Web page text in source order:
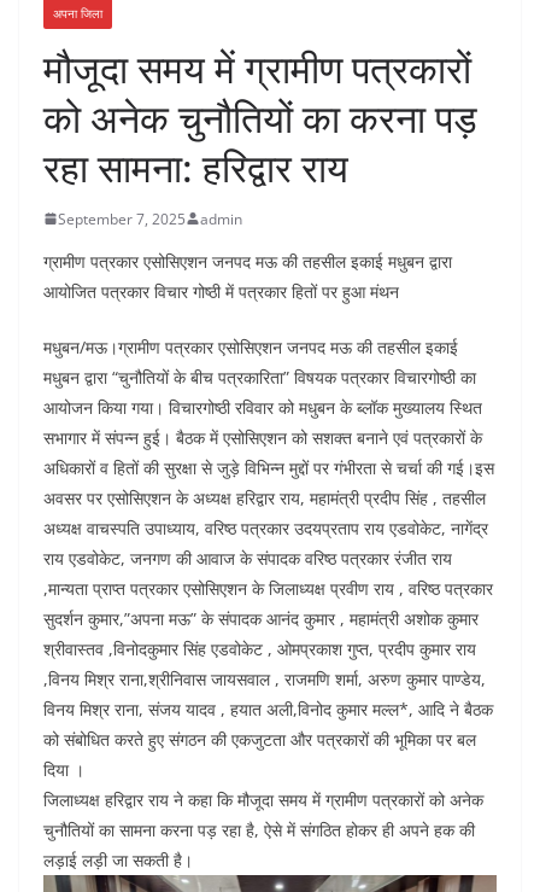
अपना जिला
मौजूदा समय में ग्रामीण पत्रकारों
को अनेक चुनौतियों का करना पड़
रहा सामना: हरिद्वार राय
September 7, 2025 admin
ग्रामीण पत्रकार एसोसिएशन जनपद मऊ की तहसील इकाई मधुबन द्वारा
आयोजित पत्रकार विचार गोष्ठी में पत्रकार हितों पर हुआ मंथन
मधुबन/मऊ।ग्रामीण पत्रकार एसोसिएशन जनपद मऊ की तहसील इकाई
मधुबन द्वारा “चुनौतियों के बीच पत्रकारिता” विषयक पत्रकार विचारगोष्ठी का
आयोजन किया गया। विचारगोष्ठी रविवार को मधुबन के ब्लॉक मुख्यालय स्थित
सभागार में संपन्न हुई। बैठक में एसोसिएशन को सशक्त बनाने एवं पत्रकारों के
अधिकारों व हितों की सुरक्षा से जुड़े विभिन्न मुद्दों पर गंभीरता से चर्चा की गई।इस
अवसर पर एसोसिएशन के अध्यक्ष हरिद्वार राय, महामंत्री प्रदीप सिंह , तहसील
अध्यक्ष वाचस्पति उपाध्याय, वरिष्ठ पत्रकार उदयप्रताप राय एडवोकेट, नागेंद्र
राय एडवोकेट, जनगण की आवाज के संपादक वरिष्ठ पत्रकार रंजीत राय
,मान्यता प्राप्त पत्रकार एसोसिएशन के जिलाध्यक्ष प्रवीण राय , वरिष्ठ पत्रकार
सुदर्शन कुमार,”अपना मऊ” के संपादक आनंद कुमार , महामंत्री अशोक कुमार
श्रीवास्तव ,विनोदकुमार सिंह एडवोकेट , ओमप्रकाश गुप्त, प्रदीप कुमार राय
,विनय मिश्र राना,श्रीनिवास जायसवाल , राजमणि शर्मा, अरुण कुमार पाण्डेय,
विनय मिश्र राना, संजय यादव , हयात अली,विनोद कुमार मल्ल*, आदि ने बैठक
को संबोधित करते हुए संगठन की एकजुटता और पत्रकारों की भूमिका पर बल
दिया ।
जिलाध्यक्ष हरिद्वार राय ने कहा कि मौजूदा समय में ग्रामीण पत्रकारों को अनेक
चुनौतियों का सामना करना पड़ रहा है, ऐसे में संगठित होकर ही अपने हक की
लड़ाई लड़ी जा सकती है।